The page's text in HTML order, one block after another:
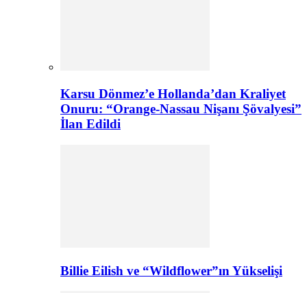
Karsu Dönmez’e Hollanda’dan Kraliyet
Onuru: “Orange-Nassau Nişanı Şövalyesi”
İlan Edildi
Billie Eilish ve “Wildflower”ın Yükselişi